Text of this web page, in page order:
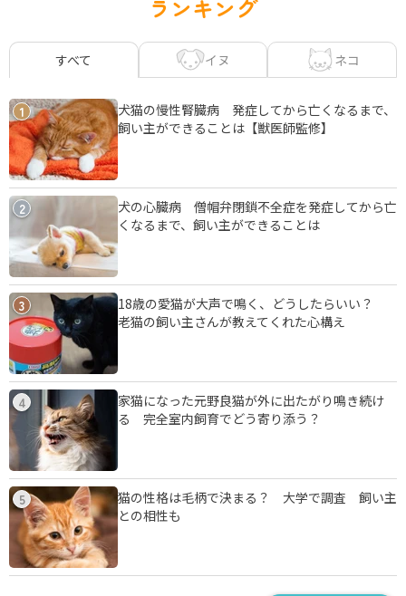
ランキング
すべて イヌ ネコ
1
犬猫の慢性腎臓病 発症してから亡くなるまで、
飼い主ができることは【獣医師監修】
2
犬の心臓病 僧帽弁閉鎖不全症を発症してから亡
くなるまで、飼い主ができることは
3
18歳の愛猫が大声で鳴く、どうしたらいい？
老猫の飼い主さんが教えてくれた心構え
4
家猫になった元野良猫が外に出たがり鳴き続け
る 完全室内飼育でどう寄り添う？
5
猫の性格は毛柄で決まる？ 大学で調査 飼い主
との相性も